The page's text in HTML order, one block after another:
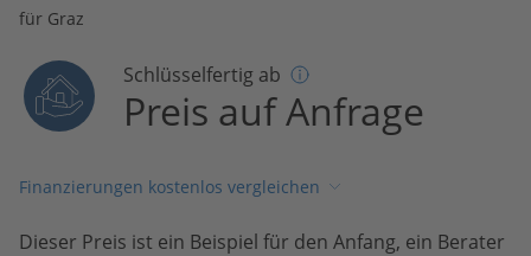
für Graz
Schlüsselfertig ab
Preis auf Anfrage
Finanzierungen kostenlos vergleichen
Dieser Preis ist ein Beispiel für den Anfang, ein Berater